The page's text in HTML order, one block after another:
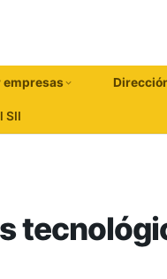
empresas
SII